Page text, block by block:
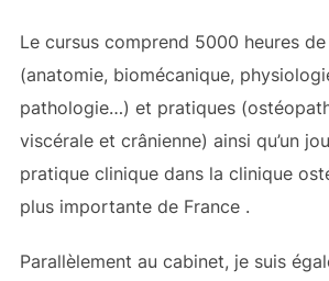
Le cursus comprend 5000 heures
(anatomie, biomécanique,
pathologie…) et pratiques
viscérale et crânienne) ainsi qu’un
pratique clinique dans la clinique
plus importante de France .
Parallèlement au cabinet, je suis